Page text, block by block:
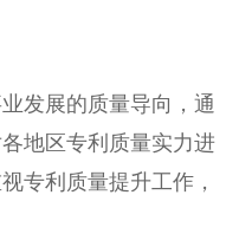
发展的质量导向，通
地区专利质量实力进
专利质量提升工作，